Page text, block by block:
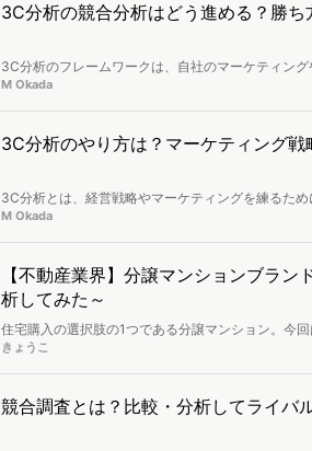
3C分析の競合分析はどう進める？勝
3C分析のフレームワークは、自社のマーケティン
めにはどうしたらいいか？」「他社と差別化した
M Okada
3C分析のやり方は？マーケティング
3C分析とは、経営戦略やマーケティングを練るた
析できます。本記事では、3C分析のやり方を中心
M Okada
【不動産業界】分譲マンションブラ
析してみた～
住宅購入の選択肢の1つである分譲マンション。今
産・東急不動産・野村不動産・三菱地所レジデン
のでしょうか。
きょうこ
競合調査とは？比較・分析してライバ